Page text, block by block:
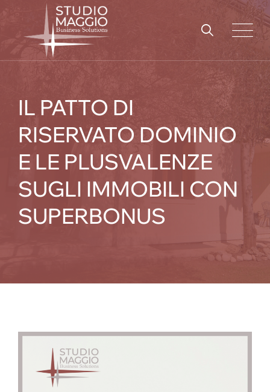
content
IL PATTO DI
RISERVATO DOMINIO
E LE PLUSVALENZE
SUGLI IMMOBILI CON
SUPERBONUS